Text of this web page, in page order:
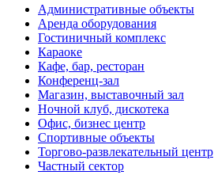
Административные объекты
Аренда оборудования
Гостиничный комплекс
Караоке
Кафе, бар, ресторан
Конференц-зал
Магазин, выставочный зал
Ночной клуб, дискотека
Офис, бизнес центр
Спортивные объекты
Торгово-развлекательный центр
Частный сектор